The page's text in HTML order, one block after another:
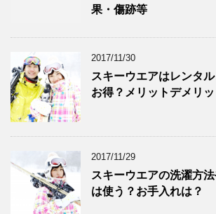
果・傷跡等
2017/11/30
スキーウエアはレンタ
お得？メリットデメリ
2017/11/29
スキーウエアの洗濯方
は使う？お手入れは？